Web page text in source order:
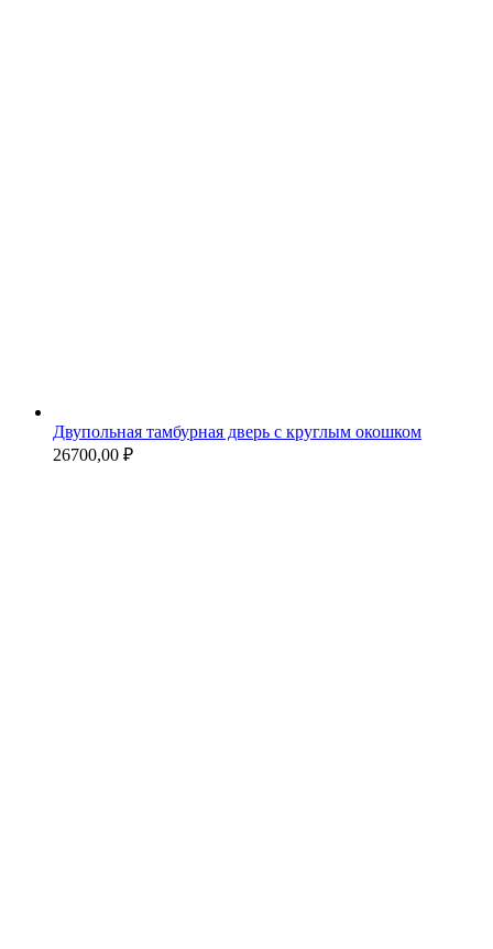
Двупольная тамбурная дверь с круглым окошком
26700,00 ₽